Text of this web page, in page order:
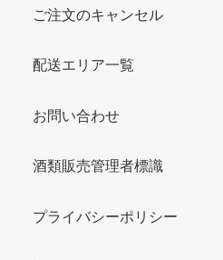
ご注文のキャンセル
配送エリア一覧
お問い合わせ
酒類販売管理者標識
プライバシーポリシー